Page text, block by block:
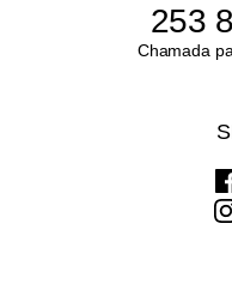
253
Chamada